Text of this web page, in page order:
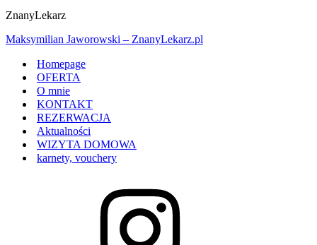
ZnanyLekarz
Maksymilian Jaworowski – ZnanyLekarz.pl
Homepage
OFERTA
O mnie
KONTAKT
REZERWACJA
Aktualności
WIZYTA DOMOWA
karnety, vouchery